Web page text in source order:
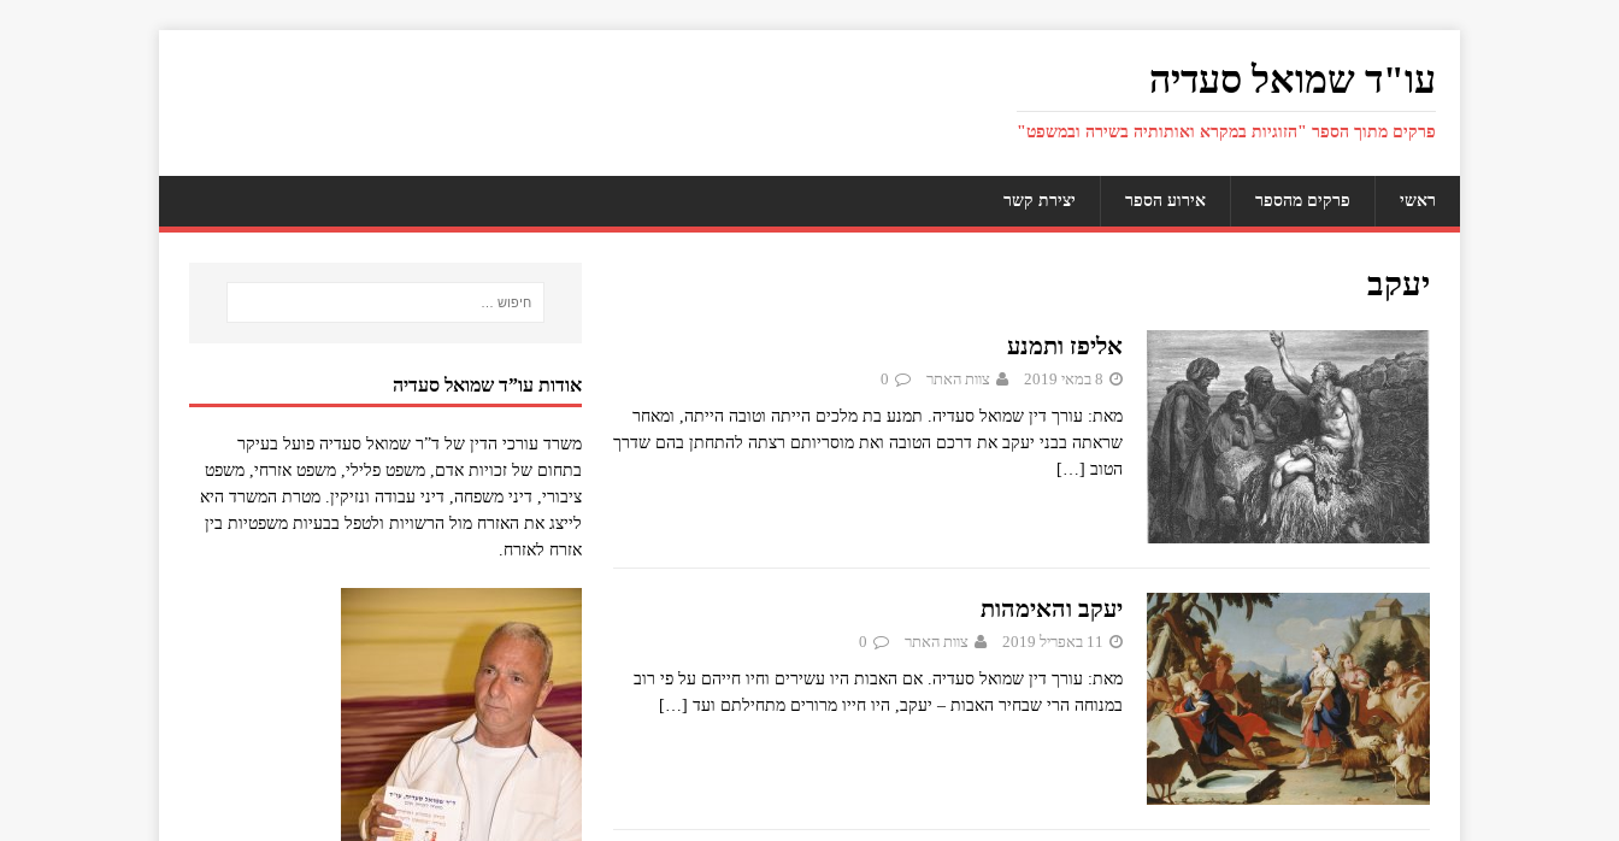
עו"ד שמואל סעדיה
פרקים מתוך הספר "הזוגיות במקרא ואותותיה בשירה ובמשפט"
ראשי פרקים מהספר אירוע הספר יצירת קשר
יעקב
אליפז ותמנע
8 במאי 2019 צוות האתר 0
מאת: עורך דין שמואל סעדיה. תמנע בת מלכים הייתה וטובה הייתה, ומאחר
שראתה בבני יעקב את דרכם הטובה ואת מוסריותם רצתה להתחתן בהם שדרך
הטוב […]
יעקב והאימהות
11 באפריל 2019 צוות האתר 0
מאת: עורך דין שמואל סעדיה. אם האבות היו עשירים וחיו חייהם על פי רוב
במנוחה הרי שבחיר האבות – יעקב, היו חייו מרורים מתחילתם ועד […]
אודות עו”ד שמואל סעדיה
משרד עורכי הדין של ד”ר שמואל סעדיה פועל בעיקר
בתחום של זכויות אדם, משפט פלילי, משפט אזרחי, משפט
ציבורי, דיני משפחה, דיני עבודה ונזיקין. מטרת המשרד היא
לייצג את האזרח מול הרשויות ולטפל בבעיות משפטיות בין
אזרח לאזרח.